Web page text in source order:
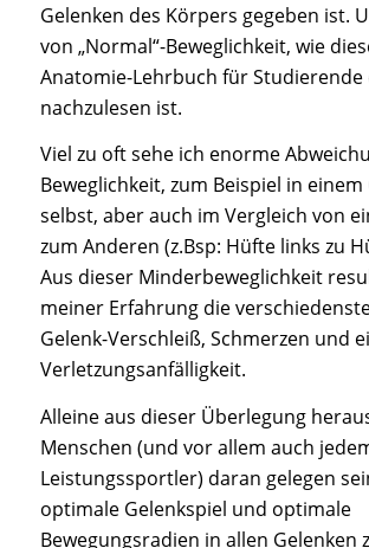
Gelenken des Körpers gegeben ist.
von „Normal“-Beweglichkeit, wie
Anatomie-Lehrbuch für Studierende
nachzulesen ist.
Viel zu oft sehe ich enorme
Beweglichkeit, zum Beispiel in einem
selbst, aber auch im Vergleich von
zum Anderen (z.Bsp: Hüfte links zu
Aus dieser Minderbeweglichkeit
meiner Erfahrung die
Gelenk-Verschleiß, Schmerzen und
Verletzungsanfälligkeit.
Alleine aus dieser Überlegung
Menschen (und vor allem auch
Leistungssportler) daran gelegen
optimale Gelenkspiel und optimale
Bewegungsradien in allen Gelenken